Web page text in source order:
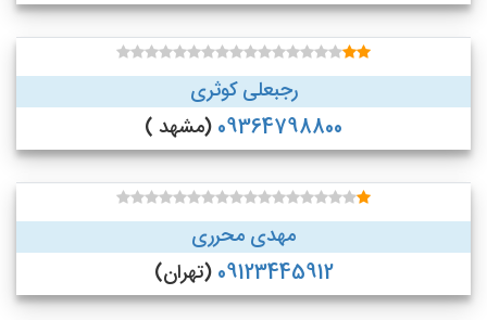
رجبعلی کوثری
09364798800 (مشهد )
مهدی محرری
09123445912 (تهران)